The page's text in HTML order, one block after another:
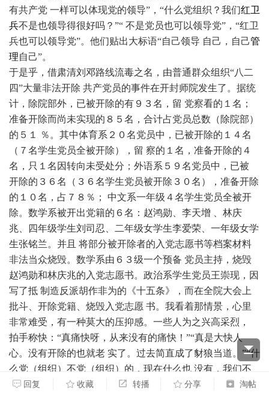
有共产党 一样可以体现党的领导”，“什么党组织？我们红卫
兵不是也领导得很好吗？”“ 不是党员也可以领导党”，“红卫
兵也可以领导党”。他们贴出大标语“自己领导 自己，自己管
理自己”。
于是乎，借肃清刘邓路线流毒之名，由普通群众组织“八二
四”大量非法开除 共产党员的事件在开封师院发生了。据统
计，除院部外，已被开除的有９３名，留 党察看的１名；
准备开除而尚未实现的８５名，合计占党员总数（除院部）
的５１ ％。其中体育系２０名党员中，已被开除的１４名
（７名学生党员全被开除），留 察的１名，准备开除的４
名，只１名因转向未受处分；外语系５９名党员中，已被
开除的３６名（３６名学生党员被开除３０名），准备开除
的１０名，占７８％； 中文系一年级４名学生党员全被开
除。数学系被开出党籍的６名：赵鸿勋、李天增 、林庆
兆、四年级学生刘司忍、二年级女学生李爱荣、一年级女学
生张铭兰。并且 将部分被开除者的入党志愿书等档案材料
非法当众烧毁。数学系由６３级一个预备 党员主持，烧毁
赵鸿勋和林庆兆的入党志愿书。政治系学生党员王崇现，因
写了抵 制造反派胡作非为的《十五条》，而在全院大会上
批斗、开除党籍、烧毁入党志愿 书。我看着那情景，心里
非常难受，有一种莫大的压抑感。一些人为之兴高采烈，
拍手称快：“真痛快呀，从来没有的痛快！”“真是大快人
心。没有开除的也就老 实了。过去简直成了豺狼当道。”“什
么党（组织）不党（组织）的，现在什么也 没有，我们不
是也干得很好吗？”如此等等。然而，也有一些人还嫌不过
回复 收藏 转播 分享 淘帖